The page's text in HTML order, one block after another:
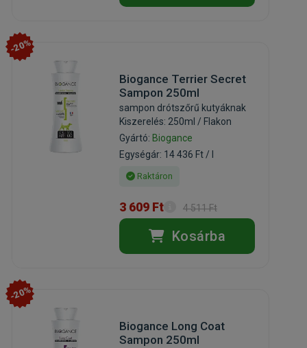
-20%
Biogance Terrier Secret
Sampon 250ml
sampon drótszőrű kutyáknak
Kiszerelés: 250ml / Flakon
Gyártó: Biogance
Egységár: 14 436 Ft / l
Raktáron
3 609 Ft 4 511 Ft
Kosárba
-20%
Biogance Long Coat
Sampon 250ml